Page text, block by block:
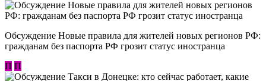
Обсуждение Новые правила для жителей новых регионов РФ:
гражданам без паспорта РФ грозит статус иностранца
П П